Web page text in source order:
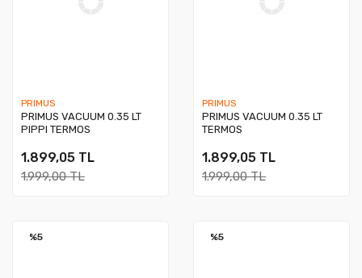
PRIMUS
PRIMUS VACUUM 0.35 LT
PIPPI TERMOS
1.899,05 TL
1.999,00 TL
PRIMUS
PRIMUS VACUUM 0.35 LT
TERMOS
1.899,05 TL
1.999,00 TL
%5 %5